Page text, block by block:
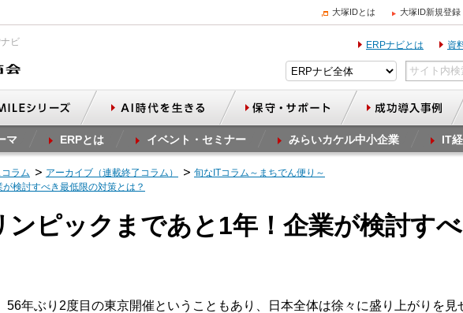
大塚IDとは 大塚ID新規登録
ビ ERPナビとは 資
マ ERPとは イベント・セミナー みらいカケル中小企業 IT
ラム アーカイブ（連載終了コラム）
旬なITコラム～まちでん便り～
検討すべき最低限の対策とは？
ンピックまであと1年！企業が検討す
56年ぶり2度目の東京開催ということもあり、日本全体は徐々に盛り上がりを見